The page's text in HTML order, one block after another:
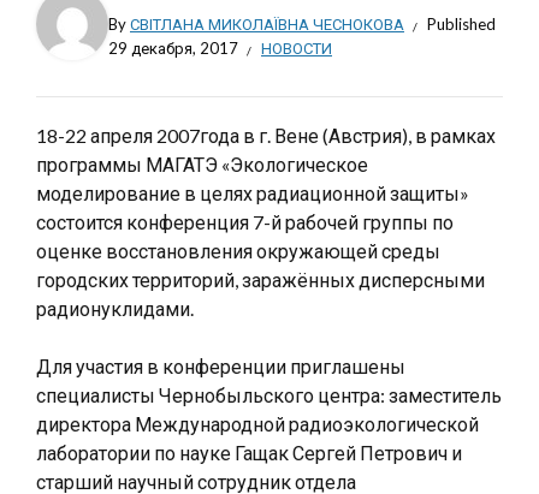
ByСВІТЛАНА МИКОЛАЇВНА ЧЕСНОКОВА
Published
29 декабря, 2017
НОВОСТИ
18-22 апреля 2007года в г. Вене (Австрия), в рамках
программы МАГАТЭ «Экологическое
моделирование в целях радиационной защиты»
состоится конференция 7-й рабочей группы по
оценке восстановления окружающей среды
городских территорий, заражённых дисперсными
радионуклидами.
Для участия в конференции приглашены
специалисты Чернобыльского центра: заместитель
директора Международной радиоэкологической
лаборатории по науке Гащак Сергей Петрович и
старший научный сотрудник отдела